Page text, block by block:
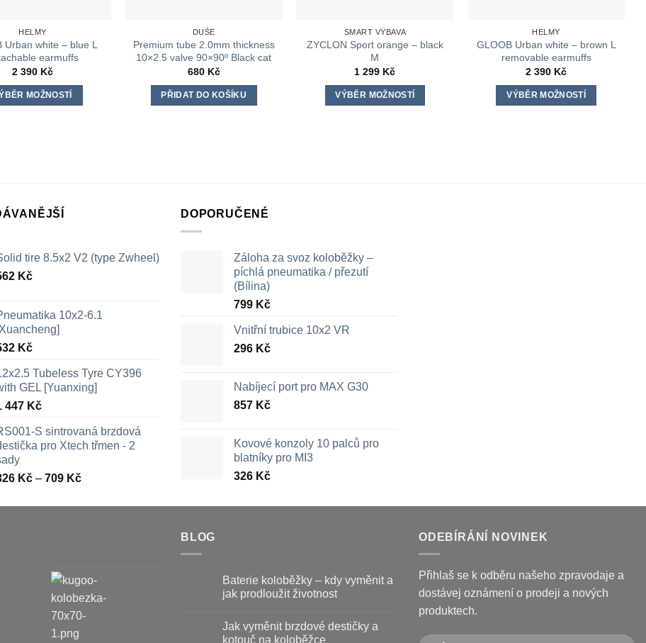
HELMY
Urban white – blue L
earmuffs
2 390 Kč
MOŽNOSTÍ
lze
stránce
produktu
DUŠE
Premium tube 2.0mm thickness
10×2.5 valve 90×90º Black cat
680 Kč
PŘIDAT DO KOŠÍKU
SMART VÝBAVA
ZYCLON Sport orange – black
M
1 299 Kč
VÝBĚR MOŽNOSTÍ
HELMY
GLOOB Urban white – brown L
removable earmuffs
2 390 Kč
VÝBĚR MOŽNOSTÍ
tire 8.5x2 V2 (type Zwheel)
Kč
10x2-6.1
Kč
Tubeless Tyre CY396
GEL [Yuanxing]
447 Kč
S sintrovaná brzdová
pro Xtech třmen - 2
Kč – 709 KčRozpětí
326 Kč
DOPORUČENÉ
Záloha za svoz koloběžky –
píchlá pneumatika / přezutí
(Bílina)
799 Kč
Vnitřní trubice 10x2 VR
296 Kč
Nabíjecí port pro MAX G30
857 Kč
Kovové konzoly 10 palců pro
blatníky pro MI3
326 Kč
BLOG
Baterie koloběžky – kdy vyměnit a
jak prodloužit životnost
textu
Jak vyměnit brzdové destičky a
kotouč na koloběžce
ODEBÍRÁNÍ NOVINEK
Přihlaš se k odběru našeho zpravodaje a
dostávej oznámení o prodeji a nových
produktech.